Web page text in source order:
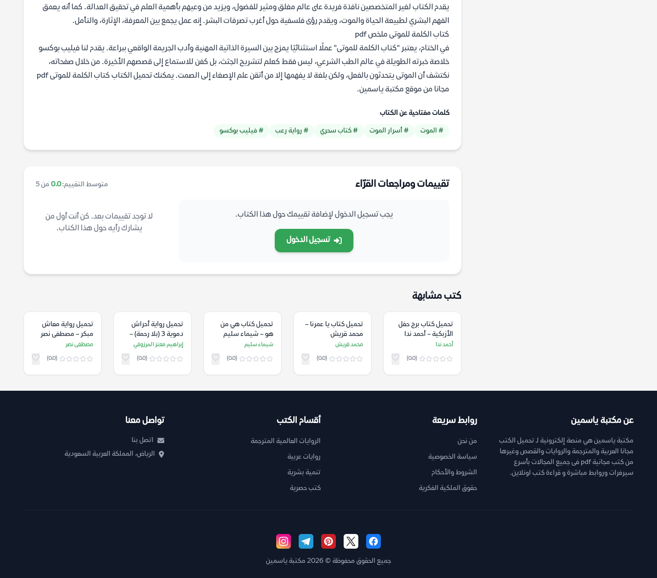
يقدم الكتاب لغير المتخصصين نافذة فريدة على عالم مغلق ومثير للفضول، ويزيد من وعيهم بأهمية العلم في تحقيق العدالة. كما أنه يعمق
الفهم البشري لطبيعة الحياة والموت، ويقدم رؤى فلسفية حول أغرب تصرفات البشر. إنه عمل يجمع بين المعرفة، الإثارة، والتأمل.
كتاب الكلمة للموتى ملخص pdf
في الختام، يعتبر "كتاب الكلمة للموتى" عملًا استثنائيًا يمزج بين السيرة الذاتية المهنية وأدب الجريمة الواقعي ببراعة. يقدم لنا فيليب بوكسو
خلاصة خبرته الطويلة في عالم الطب الشرعي، ليس فقط كعلم لتشريح الجثث، بل كفن للاستماع إلى قصصهم الأخيرة. من خلال صفحاته،
نكتشف أن الموتى يتحدثون بالفعل، ولكن بلغة لا يفهمها إلا من أتقن علم الإصغاء إلى الصمت. يمكنك تحميل الكتاب كتاب الكلمة للموتى pdf
مجانا من موقع مكتبة ياسمين.
كلمات مفتاحية عن الكتاب
# الموت # أسرار الموت # كتاب سحري # رواية رعب # فيليب بوكسو
تقييمات ومراجعات القرّاء متوسط التقييم:0.0 من 5
يجب تسجيل الدخول لإضافة تقييمك حول هذا الكتاب.
تسجيل الدخول
لا توجد تقييمات بعد. كن أنت أول من
يشارك رأيه حول هذا الكتاب.
كتب مشابهة
تحميل كتاب برج حفل
الأزبكية – أحمد ندا
أحمد ندا
(0.0)
تحميل كتاب يا عمرنا –
محمد قريش
محمد قريش
(0.0)
تحميل كتاب هي من
هو – شيماء سليم
شيماء سليم
(0.0)
تحميل رواية أحراش
دموية 3 (بلا رحمة) –
إبراهيم معتز المرزوقي
إبراهيم معتز المرزوقي
(0.0)
تحميل رواية معاش
مبكر – مصطفى نصر
مصطفى نصر
(0.0)
عن مكتبة ياسمين
مكتبة ياسمين هي منصة إلكترونية لـ تحميل الكتب
مجانا العربية والمترجمة والروايات والقصص وغيرها
من كتب مجانية pdf فى جميع المجالات بأسرع
سيرفرات وروابط مباشرة و قراءة كتب اونلاين.
روابط سريعة
من نحن
سياسة الخصوصية
الشروط والأحكام
حقوق الملكية الفكرية
أقسام الكتب
الروايات العالمية المترجمة
روايات عربية
تنمية بشرية
كتب حصرية
تواصل معنا
اتصل بنا
الرياض، المملكة العربية السعودية
جميع الحقوق محفوظة © 2026 مكتبة ياسمين